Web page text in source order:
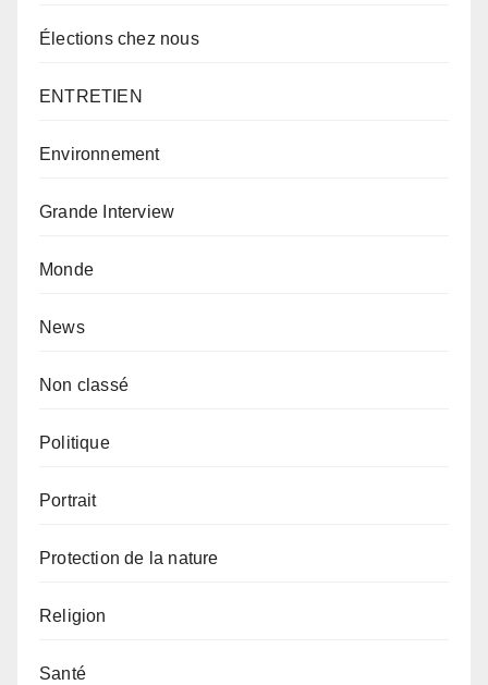
Élections chez nous
ENTRETIEN
Environnement
Grande Interview
Monde
News
Non classé
Politique
Portrait
Protection de la nature
Religion
Santé